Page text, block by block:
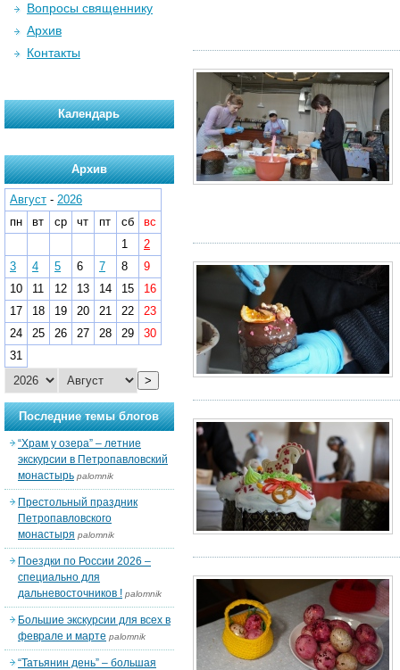
Вопросы священнику
Архив
Контакты
Календарь
Архив
Август - 2026
пн
вт ср чт пт сб
вс
1
2
3
4 5 6 7 8
9
10
11 12 13 14 15
16
17
18 19 20 21 22
23
24
25 26 27 28 29
30
31
>
Последние темы блогов
“Храм у озера” – летние
экскурсии в Петропавловский
монастырь palomnik
Престольный праздник
Петропавловского
монастыря palomnik
Поездки по России 2026 –
специально для
дальневосточников ! palomnik
Большие экскурсии для всех в
феврале и марте palomnik
“Татьянин день” – большая